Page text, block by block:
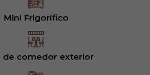
Mini Frigorífico
de comedor exterior